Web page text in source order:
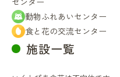
センター
動物ふれあいセンター
食と花の交流センター
施設一覧